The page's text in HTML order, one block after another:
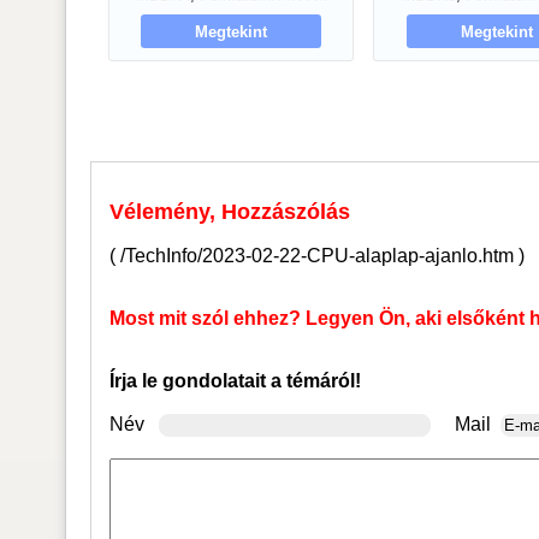
Megtekint Megtekint
Vélemény, Hozzászólás
( /TechInfo/2023-02-22-CPU-alaplap-ajanlo.htm)
Most mit szól ehhez? Legyen Ön, aki elsőként
Írja le gondolatait a témáról!
Név Mail